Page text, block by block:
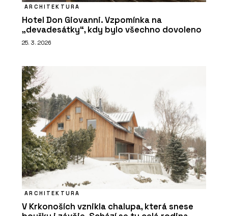
ARCHITEKTURA
Hotel Don Giovanni. Vzpomínka na
„devadesátky“, kdy bylo všechno dovoleno
25. 3. 2026
ARCHITEKTURA
V Krkonoších vznikla chalupa, která snese